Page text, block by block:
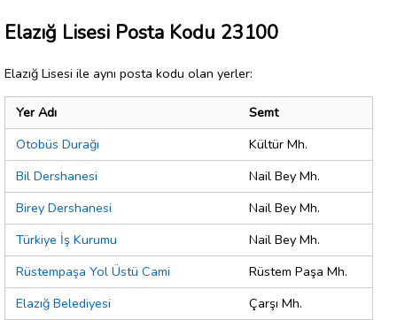
Elazığ Lisesi Posta Kodu 23100
Elazığ Lisesi ile aynı posta kodu olan yerler:
Yer Adı
Semt
Otobüs Durağı
Kültür Mh.
Bil Dershanesi
Nail Bey Mh.
Birey Dershanesi
Nail Bey Mh.
Türkiye İş Kurumu
Nail Bey Mh.
Rüstempaşa Yol Üstü Cami
Rüstem Paşa Mh.
Elazığ Belediyesi
Çarşı Mh.